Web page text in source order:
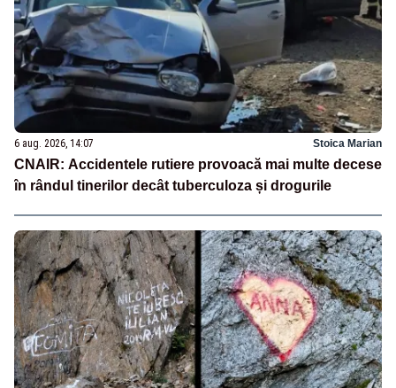
6 aug. 2026, 14:07 Stoica Marian
CNAIR: Accidentele rutiere provoacă mai multe decese
în rândul tinerilor decât tuberculoza și drogurile